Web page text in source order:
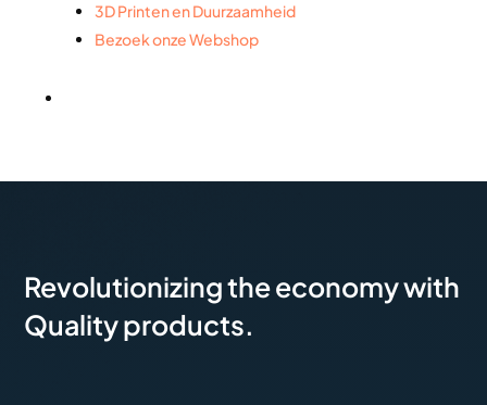
3D Printen en Duurzaamheid
Bezoek onze Webshop
Revolutionizing the economy with
Quality products.